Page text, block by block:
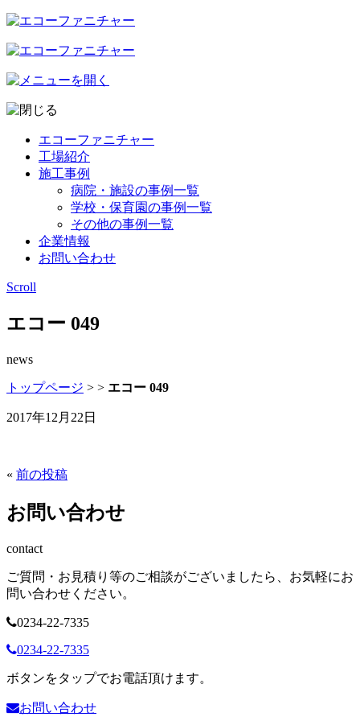
エコーファニチャー
工場紹介
施工事例
病院・施設の事例一覧
学校・保育園の事例一覧
その他の事例一覧
企業情報
お問い合わせ
Scroll
エコー 049
news
トップページ > > エコー 049
2017年12月22日
« 前の投稿
お問い合わせ
contact
ご質問・お見積り等のご相談がございましたら、お気軽にお
問い合わせください。
0234-22-7335
0234-22-7335
ボタンをタップでお電話頂けます。
お問い合わせ